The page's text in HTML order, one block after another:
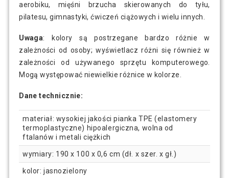
aerobiku, mięśni brzucha skierowanych do tyłu,
pilatesu, gimnastyki, ćwiczeń ciążowych i wielu innych.
Uwaga: kolory są postrzegane bardzo różnie w
zależności od osoby; wyświetlacz różni się również w
zależności od używanego sprzętu komputerowego.
Mogą występować niewielkie różnice w kolorze.
Dane technicznie:
materiał: wysokiej jakości pianka TPE (elastomery
termoplastyczne) hipoalergiczna, wolna od
ftalanów i metali ciężkich
wymiary: 190 x 100 x 0,6 cm (dł. x szer. x gł.)
kolor: jasnozielony